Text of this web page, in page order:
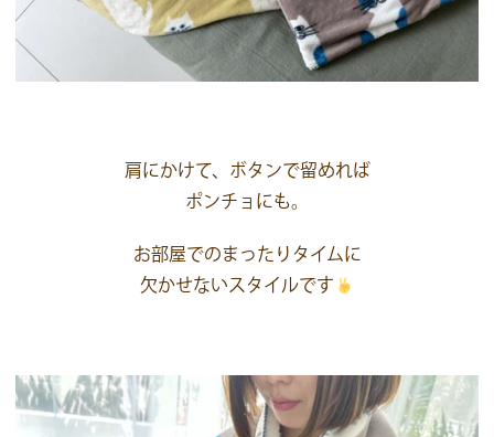
肩にかけて、ボタンで留めれば
ポンチョにも。
お部屋でのまったりタイムに
欠かせないスタイルです